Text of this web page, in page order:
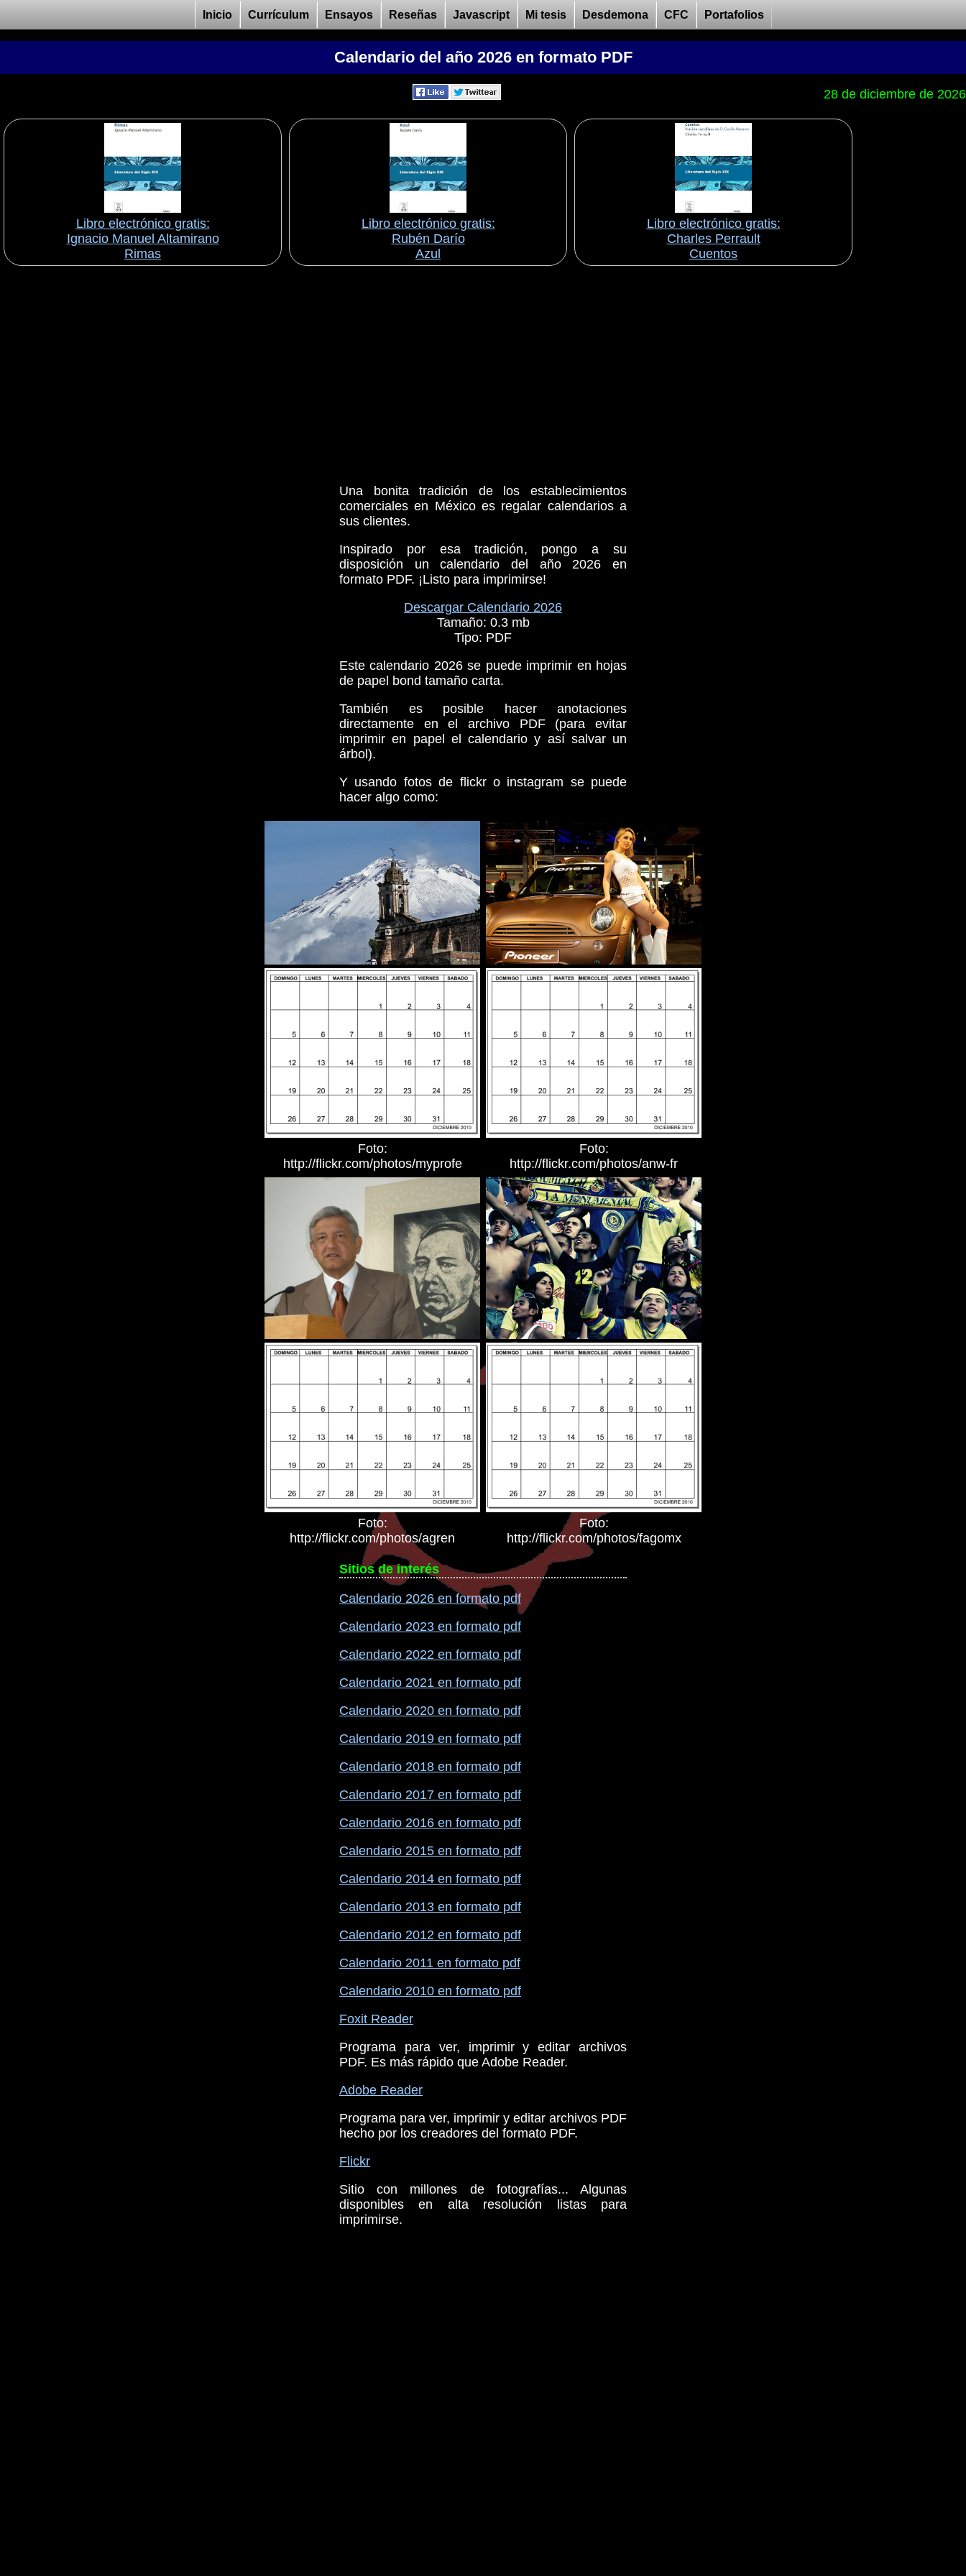
Inicio Currículum Ensayos Reseñas Javascript Mi tesis Desdemona CFC Portafolios
Calendario del año 2026 en formato PDF
28 de diciembre de 2026
Libro electrónico gratis:
Ignacio Manuel Altamirano
Rimas
Libro electrónico gratis:
Rubén Darío
Azul
Libro electrónico gratis:
Charles Perrault
Cuentos
Una bonita tradición de los establecimientos
comerciales en México es regalar calendarios a
sus clientes.
Inspirado por esa tradición, pongo a su
disposición un calendario del año 2026 en
formato PDF. ¡Listo para imprimirse!
Descargar Calendario 2026
Tamaño: 0.3 mb
Tipo: PDF
Este calendario 2026 se puede imprimir en hojas
de papel bond tamaño carta.
También es posible hacer anotaciones
directamente en el archivo PDF (para evitar
imprimir en papel el calendario y así salvar un
árbol).
Y usando fotos de flickr o instagram se puede
hacer algo como:
Foto:
http://flickr.com/photos/myprofe
Foto:
http://flickr.com/photos/anw-fr
Foto:
http://flickr.com/photos/agren
Foto:
http://flickr.com/photos/fagomx
Sitios de interés
Calendario 2026 en formato pdf
Calendario 2023 en formato pdf
Calendario 2022 en formato pdf
Calendario 2021 en formato pdf
Calendario 2020 en formato pdf
Calendario 2019 en formato pdf
Calendario 2018 en formato pdf
Calendario 2017 en formato pdf
Calendario 2016 en formato pdf
Calendario 2015 en formato pdf
Calendario 2014 en formato pdf
Calendario 2013 en formato pdf
Calendario 2012 en formato pdf
Calendario 2011 en formato pdf
Calendario 2010 en formato pdf
Foxit Reader
Programa para ver, imprimir y editar archivos
PDF. Es más rápido que Adobe Reader.
Adobe Reader
Programa para ver, imprimir y editar archivos PDF
hecho por los creadores del formato PDF.
Flickr
Sitio con millones de fotografías... Algunas
disponibles en alta resolución listas para
imprimirse.